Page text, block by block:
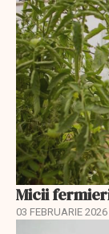
Micii
03 FEBRUARIE 2026